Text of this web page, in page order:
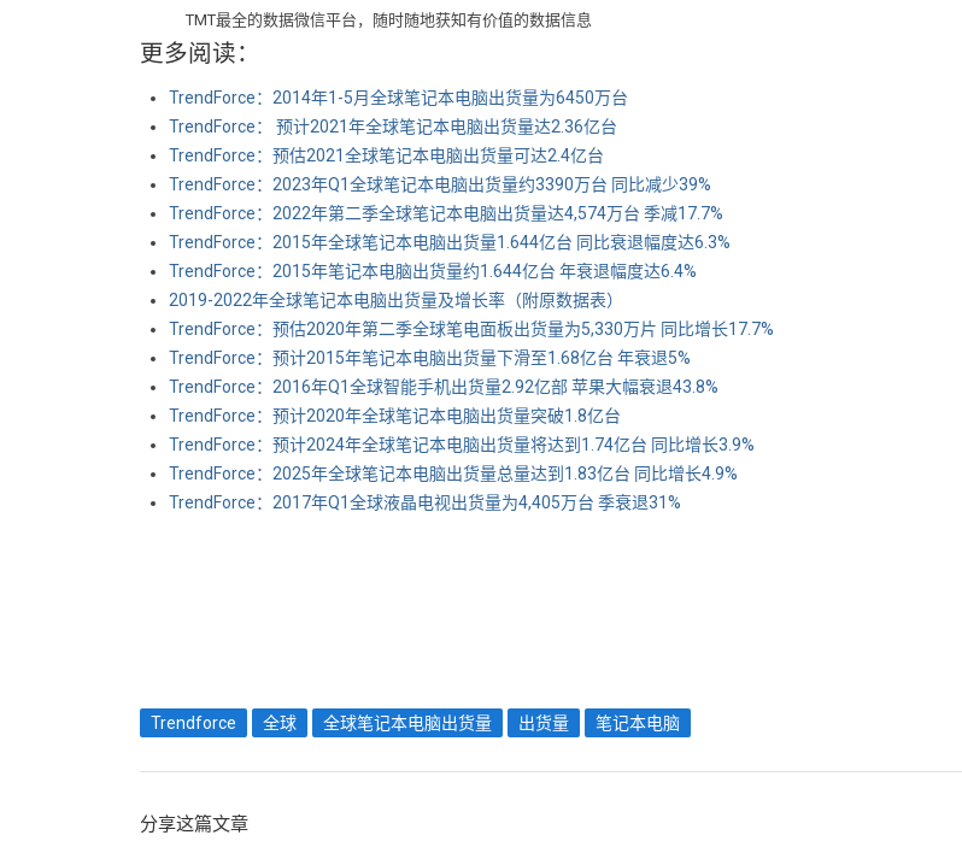
TMT最全的数据微信平台，随时随地获知有价值的数据信息
更多阅读：
TrendForce：2014年1-5月全球笔记本电脑出货量为6450万台
TrendForce： 预计2021年全球笔记本电脑出货量达2.36亿台
TrendForce：预估2021全球笔记本电脑出货量可达2.4亿台
TrendForce：2023年Q1全球笔记本电脑出货量约3390万台 同比减少39%
TrendForce：2022年第二季全球笔记本电脑出货量达4,574万台 季减17.7%
TrendForce：2015年全球笔记本电脑出货量1.644亿台 同比衰退幅度达6.3%
TrendForce：2015年笔记本电脑出货量约1.644亿台 年衰退幅度达6.4%
2019-2022年全球笔记本电脑出货量及增长率（附原数据表） ​​​​
TrendForce：预估2020年第二季全球笔电面板出货量为5,330万片 同比增长17.7%
TrendForce：预计2015年笔记本电脑出货量下滑至1.68亿台 年衰退5%
TrendForce：2016年Q1全球智能手机出货量2.92亿部 苹果大幅衰退43.8%
TrendForce：预计2020年全球笔记本电脑出货量突破1.8亿台
TrendForce：预计2024年全球笔记本电脑出货量将达到1.74亿台 同比增长3.9%
TrendForce：2025年全球笔记本电脑出货量总量达到1.83亿台 同比增长4.9%
TrendForce：2017年Q1全球液晶电视出货量为4,405万台 季衰退31%
Trendforce 全球 全球笔记本电脑出货量 出货量 笔记本电脑
分享这篇文章